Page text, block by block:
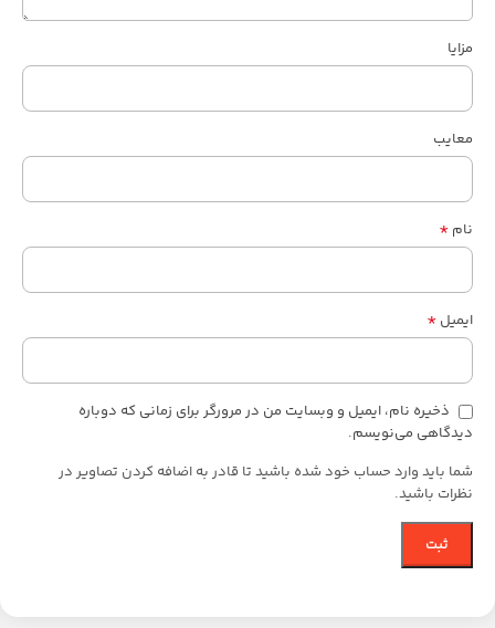
مزایا
معایب
نام *
ایمیل *
ذخیره نام، ایمیل و وبسایت من در مرورگر برای زمانی که دوباره
دیدگاهی می‌نویسم.
شما باید وارد حساب خود شده باشید تا قادر به اضافه کردن تصاویر در
نظرات باشید.